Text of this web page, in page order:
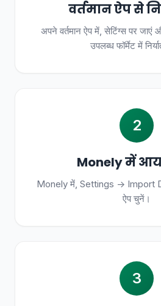
वर्तमान ऐप से
अपने वर्तमान ऐप में, सेटिंग्स पर जाएं
उपलब्ध फॉर्मेट में
2
Monely में
Monely में, Settings -> Import
ऐप चुनें।
3